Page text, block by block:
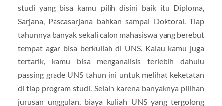
studi yang bisa kamu pilih disini baik itu Diploma,
Sarjana, Pascasarjana bahkan sampai Doktoral. Tiap
tahunnya banyak sekali calon mahasiswa yang berebut
tempat agar bisa berkuliah di UNS. Kalau kamu juga
tertarik, kamu bisa menganalisis terlebih dahulu
passing grade UNS tahun ini untuk melihat keketatan
di tiap program studi. Selain karena banyaknya pilihan
jurusan unggulan, biaya kuliah UNS yang tergolong